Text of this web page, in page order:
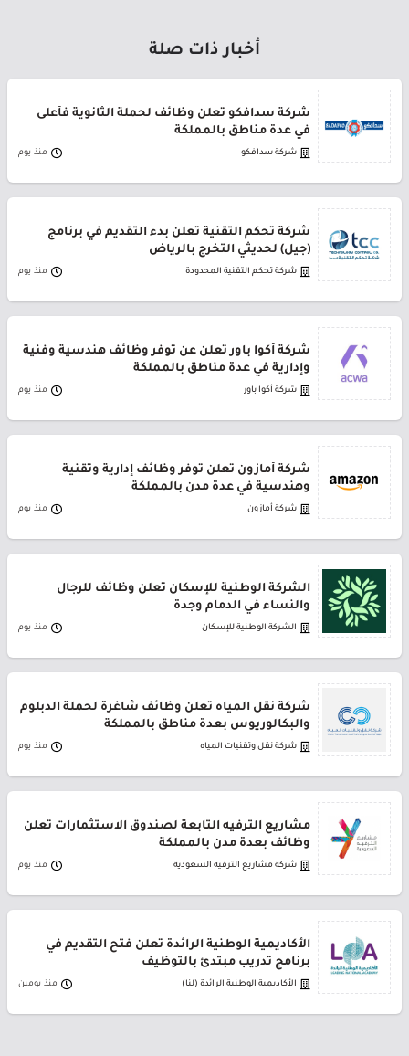
أخبار ذات صلة
شركة سدافكو تعلن وظائف لحملة الثانوية فأعلى
في عدة مناطق بالمملكة
شركة سدافكو منذ يوم
شركة تحكم التقنية تعلن بدء التقديم في برنامج
(جيل) لحديثي التخرج بالرياض
شركة تحكم التقنية المحدودة منذ يوم
شركة أكوا باور تعلن عن توفر وظائف هندسية وفنية
وإدارية في عدة مناطق بالمملكة
شركة أكوا باور منذ يوم
شركة أمازون تعلن توفر وظائف إدارية وتقنية
وهندسية في عدة مدن بالمملكة
شركة أمازون منذ يوم
الشركة الوطنية للإسكان تعلن وظائف للرجال
والنساء في الدمام وجدة
الشركة الوطنية للإسكان منذ يوم
شركة نقل المياه تعلن وظائف شاغرة لحملة الدبلوم
والبكالوريوس بعدة مناطق بالمملكة
شركة نقل وتقنيات المياه منذ يوم
مشاريع الترفيه التابعة لصندوق الاستثمارات تعلن
وظائف بعدة مدن بالمملكة
شركة مشاريع الترفيه السعودية منذ يوم
الأكاديمية الوطنية الرائدة تعلن فتح التقديم في
برنامج تدريب مبتدئ بالتوظيف
الأكاديمية الوطنية الرائدة (لنا) منذ يومين